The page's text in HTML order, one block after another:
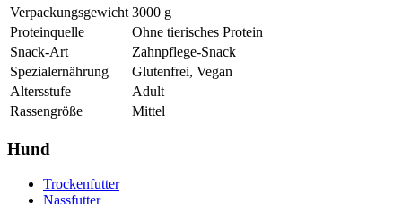
Verpackungsgewicht 3000 g
Proteinquelle
Ohne tierisches Protein
Snack-Art
Zahnpflege-Snack
Spezialernährung
Glutenfrei, Vegan
Altersstufe
Adult
Rassengröße
Mittel
Hund
Trockenfutter
Nassfutter